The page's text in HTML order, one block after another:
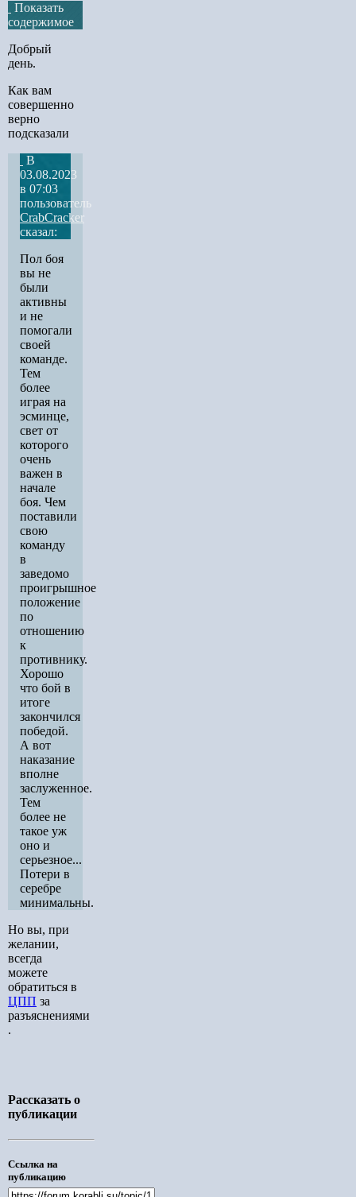
Показать
содержимое
Добрый
день.
Как вам
совершенно
верно
подсказали
В
03.08.2023
в 07:03
пользователь
CrabCracker
сказал:
Пол боя
вы не
были
активны
и не
помогали
своей
команде.
Тем
более
играя на
эсминце,
свет от
которого
очень
важен в
начале
боя. Чем
поставили
свою
команду
в
заведомо
проигрышное
положение
по
отношению
к
противнику.
Хорошо
что бой в
итоге
закончился
победой.
А вот
наказание
вполне
заслуженное.
Тем
более не
такое уж
оно и
серьезное...
Потери в
серебре
минимальны.
Но вы, при
желании,
всегда
можете
обратиться в
ЦПП за
разъяснениями
.
Рассказать о
публикации
Ссылка на
публикацию